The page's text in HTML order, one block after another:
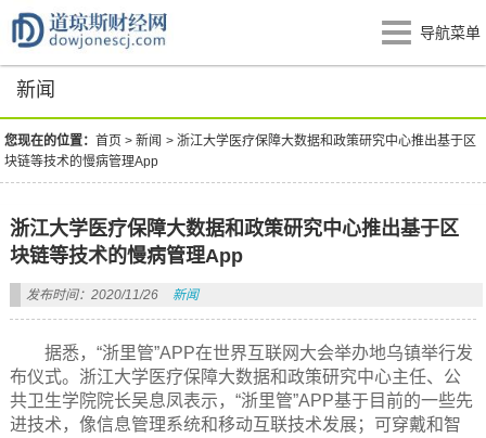
导航菜单
新闻
您现在的位置：首页 >新闻 >浙江大学医疗保障大数据和政策研究中心推出基于区
块链等技术的慢病管理App
浙江大学医疗保障大数据和政策研究中心推出基于区
块链等技术的慢病管理App
发布时间：2020/11/26 新闻
据悉，“浙里管”APP在世界互联网大会举办地乌镇举行发
布仪式。浙江大学医疗保障大数据和政策研究中心主任、公
共卫生学院院长吴息凤表示，“浙里管”APP基于目前的一些先
进技术，像信息管理系统和移动互联技术发展；可穿戴和智